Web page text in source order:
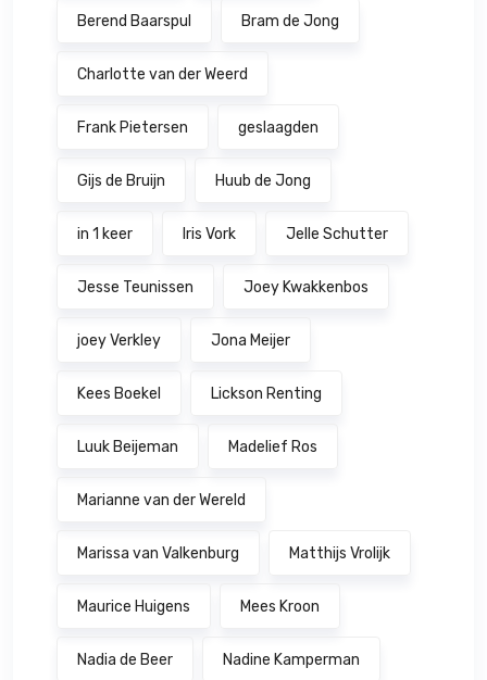
Berend Baarspul Bram de Jong
Charlotte van der Weerd
Frank Pietersen geslaagden
Gijs de Bruijn Huub de Jong
in 1 keer Iris Vork Jelle Schutter
Jesse Teunissen Joey Kwakkenbos
joey Verkley Jona Meijer
Kees Boekel Lickson Renting
Luuk Beijeman Madelief Ros
Marianne van der Wereld
Marissa van Valkenburg Matthijs Vrolijk
Maurice Huigens Mees Kroon
Nadia de Beer Nadine Kamperman